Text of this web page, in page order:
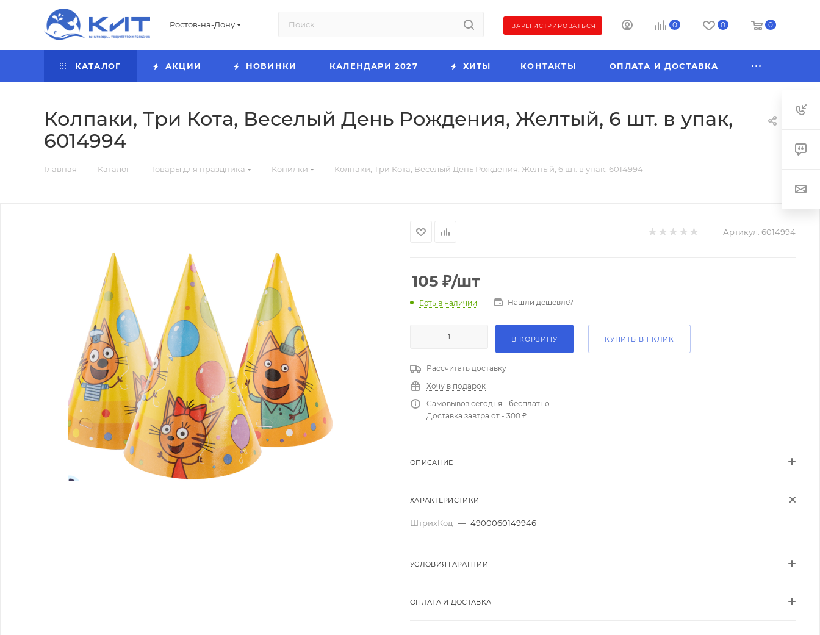
Ростов-на-Дону ЗАРЕГИСТРИРОВАТЬСЯ 0 0 0
КАТАЛОГ АКЦИИ НОВИНКИ КАЛЕНДАРИ 2027 ХИТЫ КОНТАКТЫ ОПЛАТА И ДОСТАВКА
Колпаки, Три Кота, Веселый День Рождения, Желтый, 6 шт. в упак,
6014994
Главная — Каталог — Товары для праздника — Копилки — Колпаки, Три Кота, Веселый День Рождения, Желтый, 6 шт. в упак, 6014994
Артикул: 6014994
105 ₽/шт
Есть в наличии Нашли дешевле?
В КОРЗИНУ КУПИТЬ В 1 КЛИК
Рассчитать доставку
Хочу в подарок
Самовывоз сегодня - бесплатно
Доставка завтра от - 300 ₽
ОПИСАНИЕ
ХАРАКТЕРИСТИКИ
ШтрихКод — 4900060149946
УСЛОВИЯ ГАРАНТИИ
ОПЛАТА И ДОСТАВКА